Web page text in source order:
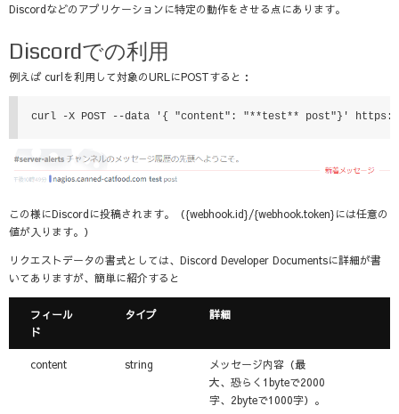
Discordなどのアプリケーションに特定の動作をさせる点にあります。
Discordでの利用
例えば curlを利用して対象のURLにPOSTすると：
curl -X POST --data '{ "content": "**test** post"}' https://
この様にDiscordに投稿されます。（{webhook.id}/{webhook.token}には任意の
値が入ります。）
リクエストデータの書式としては、Discord Developer Documentsに詳細が書
いてありますが、簡単に紹介すると
フィール
ド
タイプ 詳細
content string
メッセージ内容（最
大、恐らく1byteで2000
字、2byteで1000字）。